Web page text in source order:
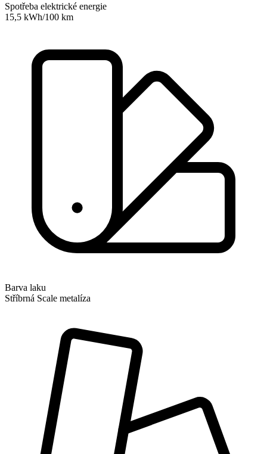
Spotřeba elektrické energie
15,5 kWh/100 km
Barva laku
Stříbrná Scale metalíza